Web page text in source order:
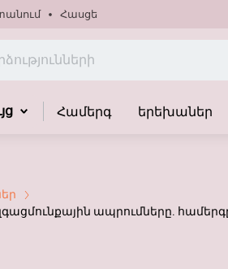
Հասցե
Համերգ երեխաներ
ապրումները. համերգը